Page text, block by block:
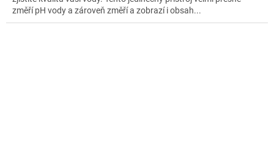
změří pH vody a zároveň změří a zobrazí i obsah...